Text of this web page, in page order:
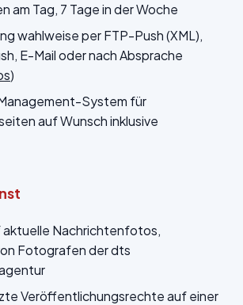
am Tag, 7 Tage in der Woche
wahlweise per FTP-Push (XML),
E-Mail oder nach Absprache
)
System für
auf Wunsch inklusive
aktuelle Nachrichtenfotos,
Fotografen der dts
Veröffentlichungsrechte auf einer